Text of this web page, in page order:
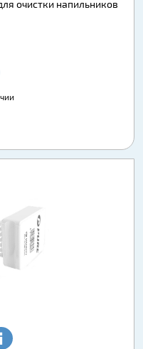
очистки напильников